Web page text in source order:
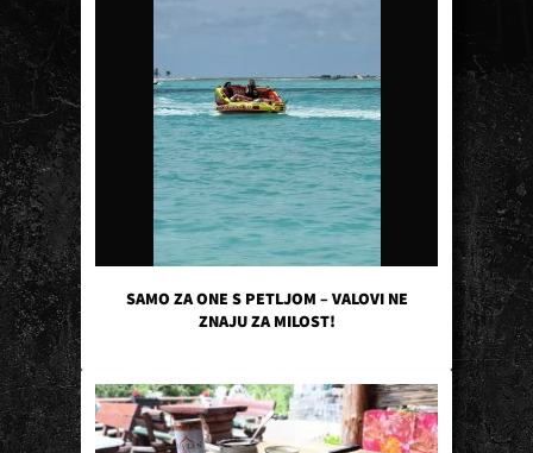
SAMO ZA ONE S PETLJOM – VALOVI NE
ZNAJU ZA MILOST!